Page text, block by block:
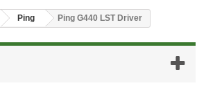
Ping Ping G440 LST Driver